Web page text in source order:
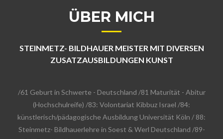
ÜBER MICH
STEINMETZ- BILDHAUER MEISTER MIT DIVERSEN
ZUSATZAUSBILDUNGEN KUNST
/61 Geburt in Schwerte - Deutschland /81 Maturität - Abitur
(Hochschulreife) /83: Volontariat Kibbuz Israel /84:
künstlerisch/pädagogische Ausbildung Universität Köln / 88:
Steinmetz- Bildhauerlehre in Soest & Werl Deutschland /89-